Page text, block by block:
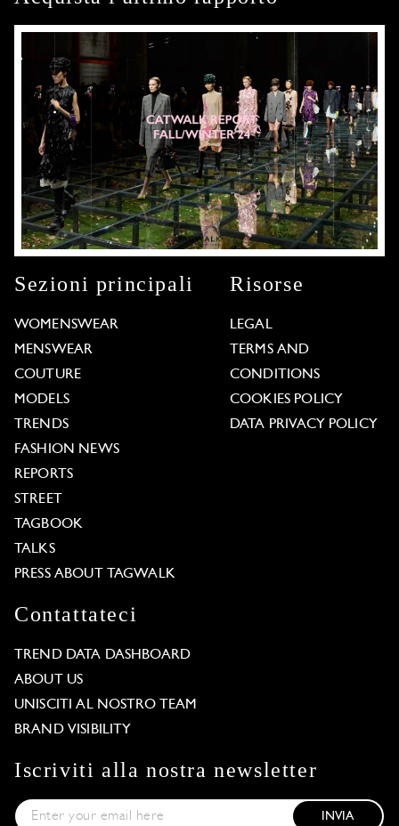
Sezioni principali
WOMENSWEAR
MENSWEAR
COUTURE
MODELS
TRENDS
FASHION NEWS
REPORTS
STREET
TAGBOOK
TALKS
PRESS ABOUT TAGWALK
Risorse
LEGAL
TERMS AND
CONDITIONS
COOKIES POLICY
DATA PRIVACY POLICY
Contattateci
TREND DATA DASHBOARD
ABOUT US
UNISCITI AL NOSTRO TEAM
BRAND VISIBILITY
Iscriviti alla nostra newsletter
INVIA